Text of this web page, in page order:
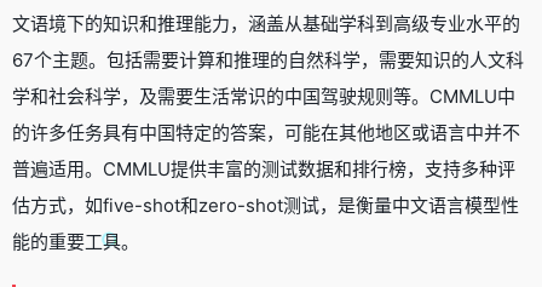
文语境下的知识和推理能力，涵盖从基础学科到高级专业水平的
67个主题。包括需要计算和推理的自然科学，需要知识的人文科
学和社会科学，及需要生活常识的中国驾驶规则等。CMMLU中
的许多任务具有中国特定的答案，可能在其他地区或语言中并不
普遍适用。CMMLU提供丰富的测试数据和排行榜，支持多种评
估方式，如five-shot和zero-shot测试，是衡量中文语言模型性
能的重要工具。